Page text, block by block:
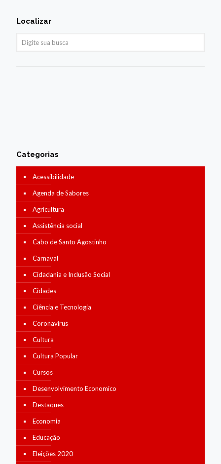
Localizar
Categorias
Acessibilidade
Agenda de Sabores
Agricultura
Assistência social
Cabo de Santo Agostinho
Carnaval
Cidadania e Inclusão Social
Cidades
Ciência e Tecnologia
Coronavírus
Cultura
Cultura Popular
Cursos
Desenvolvimento Economico
Destaques
Economia
Educação
Eleições 2020